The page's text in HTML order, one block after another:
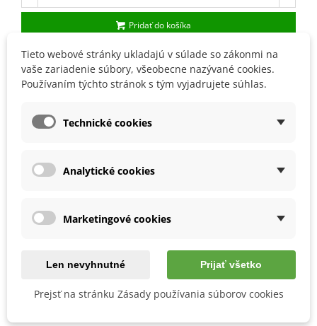
Pridať do košíka
1000529
Obľúbené
Návod na pestovanie
slnečné i polotienisté stanovište
výživná, dobre priepustná pôda
Detaily produktu
Tieto webové stránky ukladajú v súlade so zákonmi na
vaše zariadenie súbory, všeobecne nazývané cookies.
Používaním týchto stránok s tým vyjadrujete súhlas.
Technické cookies
Analytické cookies
Marketingové cookies
Len nevyhnutné Prijať všetko
Prejsť na stránku Zásady používania súborov cookies